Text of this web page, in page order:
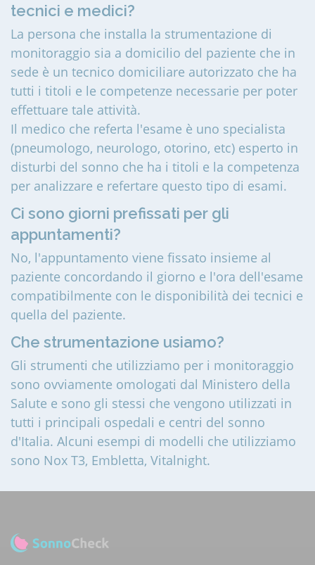
tecnici e medici?
La persona che installa la strumentazione di
monitoraggio sia a domicilio del paziente che in
sede è un tecnico domiciliare autorizzato che ha
tutti i titoli e le competenze necessarie per poter
effettuare tale attività.
Il medico che referta l'esame è uno specialista
(pneumologo, neurologo, otorino, etc) esperto in
disturbi del sonno che ha i titoli e la competenza
per analizzare e refertare questo tipo di esami.
Ci sono giorni prefissati per gli
appuntamenti?
No, l'appuntamento viene fissato insieme al
paziente concordando il giorno e l'ora dell'esame
compatibilmente con le disponibilità dei tecnici e
quella del paziente.
Che strumentazione usiamo?
Gli strumenti che utilizziamo per i monitoraggio
sono ovviamente omologati dal Ministero della
Salute e sono gli stessi che vengono utilizzati in
tutti i principali ospedali e centri del sonno
d'Italia. Alcuni esempi di modelli che utilizziamo
sono Nox T3, Embletta, Vitalnight.